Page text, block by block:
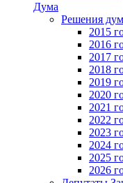
Дума
Решения
2015
2016
2017
2018
2019
2020
2021
2022
2023
2024
2025
2026